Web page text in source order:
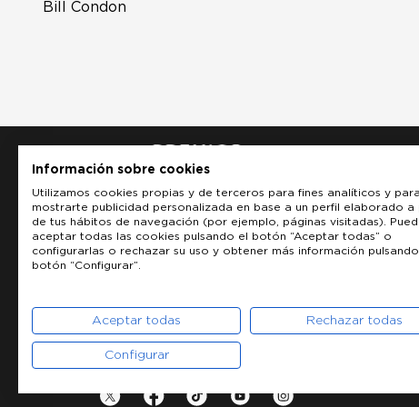
Bill Condon
Información sobre cookies
Utilizamos cookies propias y de terceros para fines analíticos y para
mostrarte publicidad personalizada en base a un perfil elaborado a
de tus hábitos de navegación (por ejemplo, páginas visitadas).
aceptar todas las cookies pulsando el botón “Aceptar todas” o
configurarlas o rechazar su uso y obtener más información
botón “Configurar”.
Aceptar todas Rechazar todas
Configurar